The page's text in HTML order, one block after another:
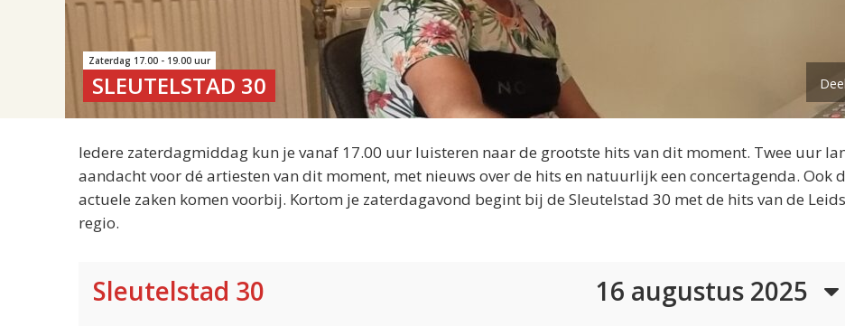
Zaterdag 17.00 - 19.00 uur
SLEUTELSTAD 30
Iedere zaterdagmiddag kun je vanaf 17.00 uur luisteren naar de grootste hits van dit moment. Twee uur
aandacht voor dé artiesten van dit moment, met nieuws over de hits en natuurlijk een concertagenda. Ook
actuele zaken komen voorbij. Kortom je zaterdagavond begint bij de Sleutelstad 30 met de hits van de
regio.
Sleutelstad 30 16 augustus 2025